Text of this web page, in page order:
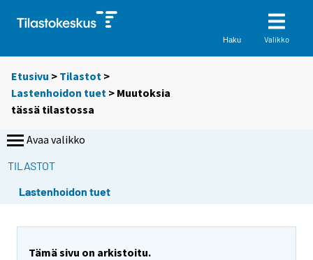
Haku Valikko
Etusivu > Tilastot >
Lastenhoidon tuet > Muutoksia
tässä tilastossa
Avaa valikko
TILASTOT
Lastenhoidon tuet
Tämä sivu on arkistoitu.